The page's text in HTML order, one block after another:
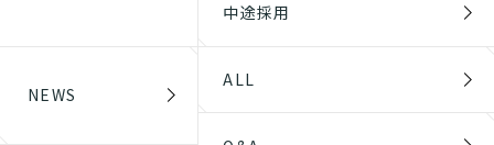
中途採用
NEWS
ALL